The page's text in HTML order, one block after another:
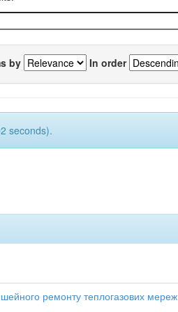
by In order
seconds).
ремонту теплогазових мереж